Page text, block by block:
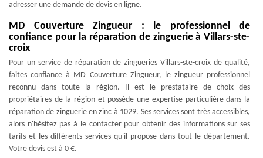
adresser une demande de devis en ligne.
MD Couverture Zingueur : le professionnel de
confiance pour la réparation de zinguerie à Villars-ste-
croix
Pour un service de réparation de zingueries Villars-ste-croix de qualité,
faites confiance à MD Couverture Zingueur, le zingueur professionnel
reconnu dans toute la région. Il est le prestataire de choix des
propriétaires de la région et possède une expertise particulière dans la
réparation de zinguerie en zinc à 1029. Ses services sont très accessibles,
alors n'hésitez pas à le contacter pour obtenir des informations sur ses
tarifs et les différents services qu'il propose dans tout le département.
Votre devis est à 0 €.